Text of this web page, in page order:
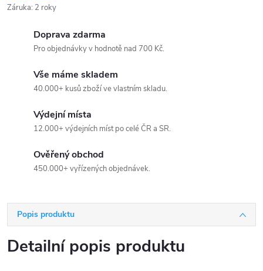
Záruka: 2 roky
Doprava zdarma
Pro objednávky v hodnotě nad 700 Kč.
Vše máme skladem
40.000+ kusů zboží ve vlastním skladu.
Výdejní místa
12.000+ výdejních míst po celé ČR a SR.
Ověřený obchod
450.000+ vyřízených objednávek.
Popis produktu
Detailní popis produktu